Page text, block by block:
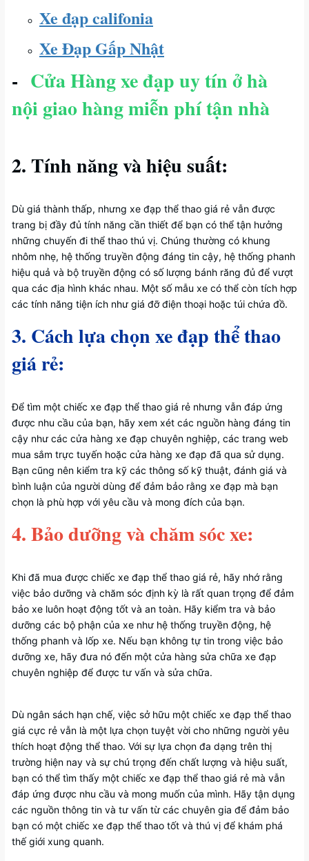
Xe đạp califonia
Xe Đạp Gấp Nhật
- Cửa Hàng xe đạp uy tín ở hà
nội giao hàng miễn phí tận nhà
2. Tính năng và hiệu suất:
Dù giá thành thấp, nhưng xe đạp thể thao giá rẻ vẫn được
trang bị đầy đủ tính năng cần thiết để bạn có thể tận hưởng
những chuyến đi thể thao thú vị. Chúng thường có khung
nhôm nhẹ, hệ thống truyền động đáng tin cậy, hệ thống phanh
hiệu quả và bộ truyền động có số lượng bánh răng đủ để vượt
qua các địa hình khác nhau. Một số mẫu xe có thể còn tích hợp
các tính năng tiện ích như giá đỡ điện thoại hoặc túi chứa đồ.
3. Cách lựa chọn xe đạp thể thao
giá rẻ:
Để tìm một chiếc xe đạp thể thao giá rẻ nhưng vẫn đáp ứng
được nhu cầu của bạn, hãy xem xét các nguồn hàng đáng tin
cậy như các cửa hàng xe đạp chuyên nghiệp, các trang web
mua sắm trực tuyến hoặc cửa hàng xe đạp đã qua sử dụng.
Bạn cũng nên kiểm tra kỹ các thông số kỹ thuật, đánh giá và
bình luận của người dùng để đảm bảo rằng xe đạp mà bạn
chọn là phù hợp với yêu cầu và mong đích của bạn.
4. Bảo dưỡng và chăm sóc xe:
Khi đã mua được chiếc xe đạp thể thao giá rẻ, hãy nhớ rằng
việc bảo dưỡng và chăm sóc định kỳ là rất quan trọng để đảm
bảo xe luôn hoạt động tốt và an toàn. Hãy kiểm tra và bảo
dưỡng các bộ phận của xe như hệ thống truyền động, hệ
thống phanh và lốp xe. Nếu bạn không tự tin trong việc bảo
dưỡng xe, hãy đưa nó đến một cửa hàng sửa chữa xe đạp
chuyên nghiệp để được tư vấn và sửa chữa.
Dù ngân sách hạn chế, việc sở hữu một chiếc xe đạp thể thao
giá cực rẻ vẫn là một lựa chọn tuyệt vời cho những người yêu
thích hoạt động thể thao. Với sự lựa chọn đa dạng trên thị
trường hiện nay và sự chú trọng đến chất lượng và hiệu suất,
bạn có thể tìm thấy một chiếc xe đạp thể thao giá rẻ mà vẫn
đáp ứng được nhu cầu và mong muốn của mình. Hãy tận dụng
các nguồn thông tin và tư vấn từ các chuyên gia để đảm bảo
bạn có một chiếc xe đạp thể thao tốt và thú vị để khám phá
thế giới xung quanh.